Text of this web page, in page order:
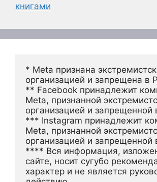
книгами
* Meta признана
организацией и запрещена в
** Facebook принадлежит
Meta, признанной
организацией и запрещенной
*** Instagram принадлежит
Meta, признанной
организацией и запрещенной
**** Вся информация,
сайте, носит сугубо
характер и не является